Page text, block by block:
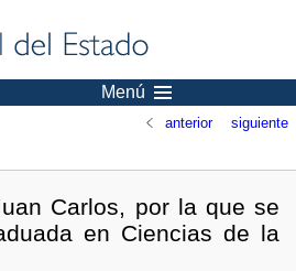
Menú
anterior siguiente
Carlos, por la que se
en Ciencias de la